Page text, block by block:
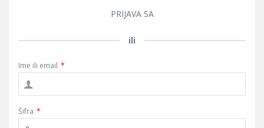
PRIJAVA SA
ili
Ime ili email *
Šifra *